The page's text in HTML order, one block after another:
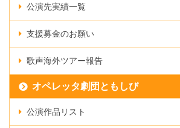
公演先実績一覧
支援募金のお願い
歌声海外ツアー報告
オペレッタ劇団ともしび
公演作品リスト